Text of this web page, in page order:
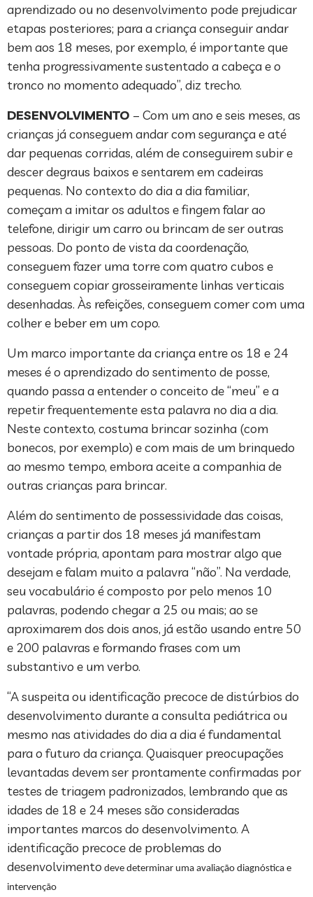
aprendizado ou no desenvolvimento pode prejudicar
etapas posteriores; para a criança conseguir andar
bem aos 18 meses, por exemplo, é importante que
tenha progressivamente sustentado a cabeça e o
tronco no momento adequado”, diz trecho.
DESENVOLVIMENTO – Com um ano e seis meses, as
crianças já conseguem andar com segurança e até
dar pequenas corridas, além de conseguirem subir e
descer degraus baixos e sentarem em cadeiras
pequenas. No contexto do dia a dia familiar,
começam a imitar os adultos e fingem falar ao
telefone, dirigir um carro ou brincam de ser outras
pessoas. Do ponto de vista da coordenação,
conseguem fazer uma torre com quatro cubos e
conseguem copiar grosseiramente linhas verticais
desenhadas. Às refeições, conseguem comer com uma
colher e beber em um copo.
Um marco importante da criança entre os 18 e 24
meses é o aprendizado do sentimento de posse,
quando passa a entender o conceito de “meu” e a
repetir frequentemente esta palavra no dia a dia.
Neste contexto, costuma brincar sozinha (com
bonecos, por exemplo) e com mais de um brinquedo
ao mesmo tempo, embora aceite a companhia de
outras crianças para brincar.
Além do sentimento de possessividade das coisas,
crianças a partir dos 18 meses já manifestam
vontade própria, apontam para mostrar algo que
desejam e falam muito a palavra “não”. Na verdade,
seu vocabulário é composto por pelo menos 10
palavras, podendo chegar a 25 ou mais; ao se
aproximarem dos dois anos, já estão usando entre 50
e 200 palavras e formando frases com um
substantivo e um verbo.
“A suspeita ou identificação precoce de distúrbios do
desenvolvimento durante a consulta pediátrica ou
mesmo nas atividades do dia a dia é fundamental
para o futuro da criança. Quaisquer preocupações
levantadas devem ser prontamente confirmadas por
testes de triagem padronizados, lembrando que as
idades de 18 e 24 meses são consideradas
importantes marcos do desenvolvimento. A
identificação precoce de problemas do
desenvolvimento deve determinar uma avaliação diagnóstica e
intervenção